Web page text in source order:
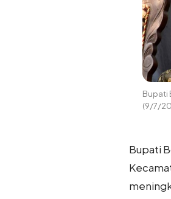
Bupati
(9/7/
Bupati